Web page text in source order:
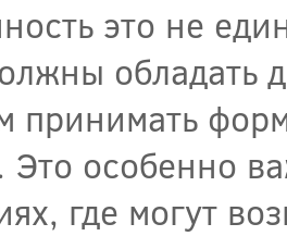
это не
обладать
принимать
особенно
где могут